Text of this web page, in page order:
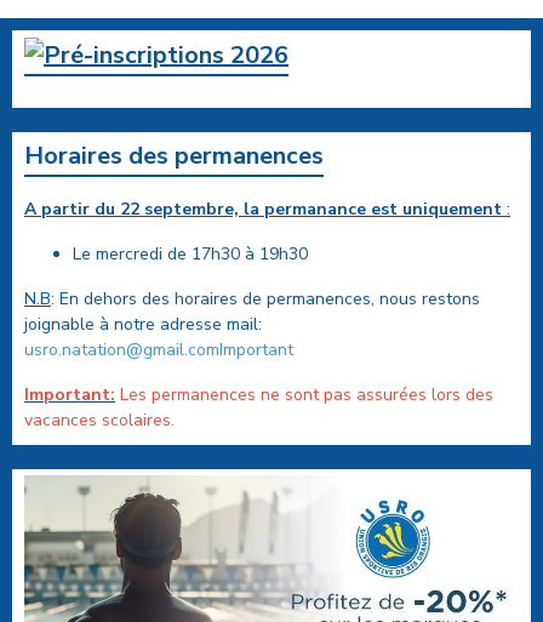
Horaires des permanences
A partir du 22 septembre, la permanance est uniquement :
Le mercredi de 17h30 à 19h30
N.B: En dehors des horaires de permanences, nous restons
joignable à notre adresse mail:
usro.natation@gmail.comImportant
Important: Les permanences ne sont pas assurées lors des
vacances scolaires.